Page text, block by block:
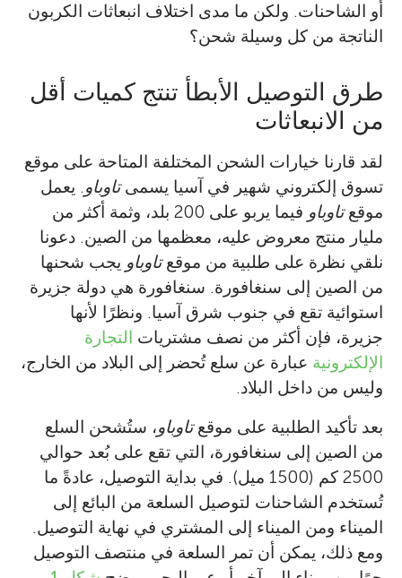
أو الشاحنات. ولكن ما مدى اختلاف انبعاثات الكربون
الناتجة من كل وسيلة شحن؟
طرق التوصيل الأبطأ تنتج كميات أقل
من الانبعاثات
لقد قارنا خيارات الشحن المختلفة المتاحة على موقع
تسوق إلكتروني شهير في آسيا يسمىتاوباو. يعمل
موقعتاوباو
فيما يربو على 200 بلد، وثمة أكثر من
مليار منتج معروض عليه، معظمها من الصين. دعونا
نلقي نظرة على طلبية من موقعتاوباو يجب شحنها
من الصين إلى سنغافورة. سنغافورة هي دولة جزيرة
استوائية تقع في جنوب شرق آسيا. ونظرًا لأنها
جزيرة، فإن أكثر من نصف مشتريات التجارة
الإلكترونية عبارة عن سلع تُحضر إلى البلاد من الخارج،
وليس من داخل البلاد.
بعد تأكيد الطلبية على موقعتاوباو، ستُشحن السلع
من الصين إلى سنغافورة، التي تقع على بُعد حوالي
2500 كم (1500 ميل). في بداية التوصيل، عادةً ما
تُستخدم الشاحنات لتوصيل السلعة من البائع إلى
الميناء ومن الميناء إلى المشتري في نهاية التوصيل.
ومع ذلك، يمكن أن تمر السلعة في منتصف التوصيل